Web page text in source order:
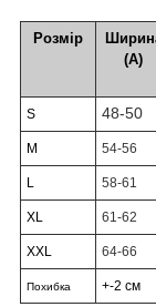
Розмір
(А)
S 48-50
M 54-56
L 58-61
XL 61-62
XXL 64-66
Похибка +-2 см